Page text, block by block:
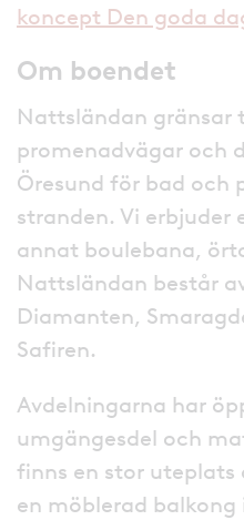
koncept Den goda
Om boendet
Nattsländan gränsar
promenadvägar och
Öresund för bad och
stranden. Vi erbjuder
annat boulebana,
Nattsländan består
Diamanten,
Safiren.
Avdelningarna har
umgängesdel och
finns en stor uteplats
en möblerad balkong